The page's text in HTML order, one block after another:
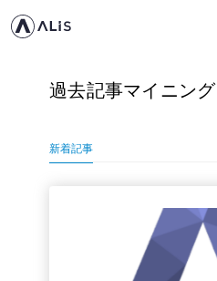
過去記事マイニング
新着記事